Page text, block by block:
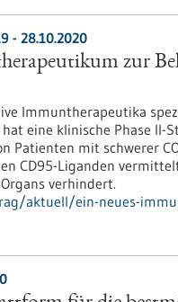
- 28.10.2020
zur
Immuntherapeutika
eine klinische Phase II-
Patienten mit schwerer
CD95-Liganden
verhindert.
aktuell/ein-neues-